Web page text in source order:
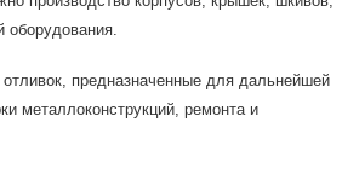
оборудования.
предназначенные для дальнейшей
металлоконструкций, ремонта и